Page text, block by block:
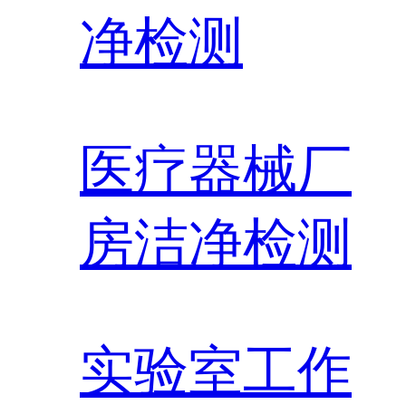
净检测
医疗器械厂
房洁净检测
实验室工作